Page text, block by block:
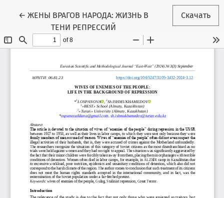
←Вернуться к Подробностям о статье
ЖЕНЫ ВРАГОВ НАРОДА: ЖИЗНЬ В
ТЕНИ РЕПРЕССИЙ
Скачать